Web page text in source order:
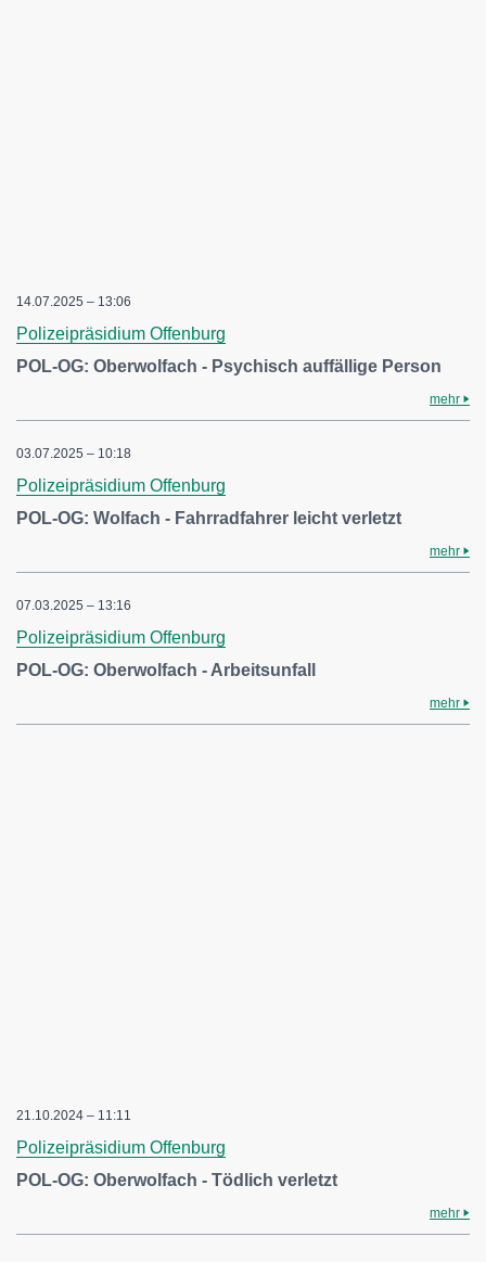
14.07.2025 – 13:06
Polizeipräsidium Offenburg
POL-OG: Oberwolfach - Psychisch auffällige Person
mehr
03.07.2025 – 10:18
Polizeipräsidium Offenburg
POL-OG: Wolfach - Fahrradfahrer leicht verletzt
mehr
07.03.2025 – 13:16
Polizeipräsidium Offenburg
POL-OG: Oberwolfach - Arbeitsunfall
mehr
21.10.2024 – 11:11
Polizeipräsidium Offenburg
POL-OG: Oberwolfach - Tödlich verletzt
mehr